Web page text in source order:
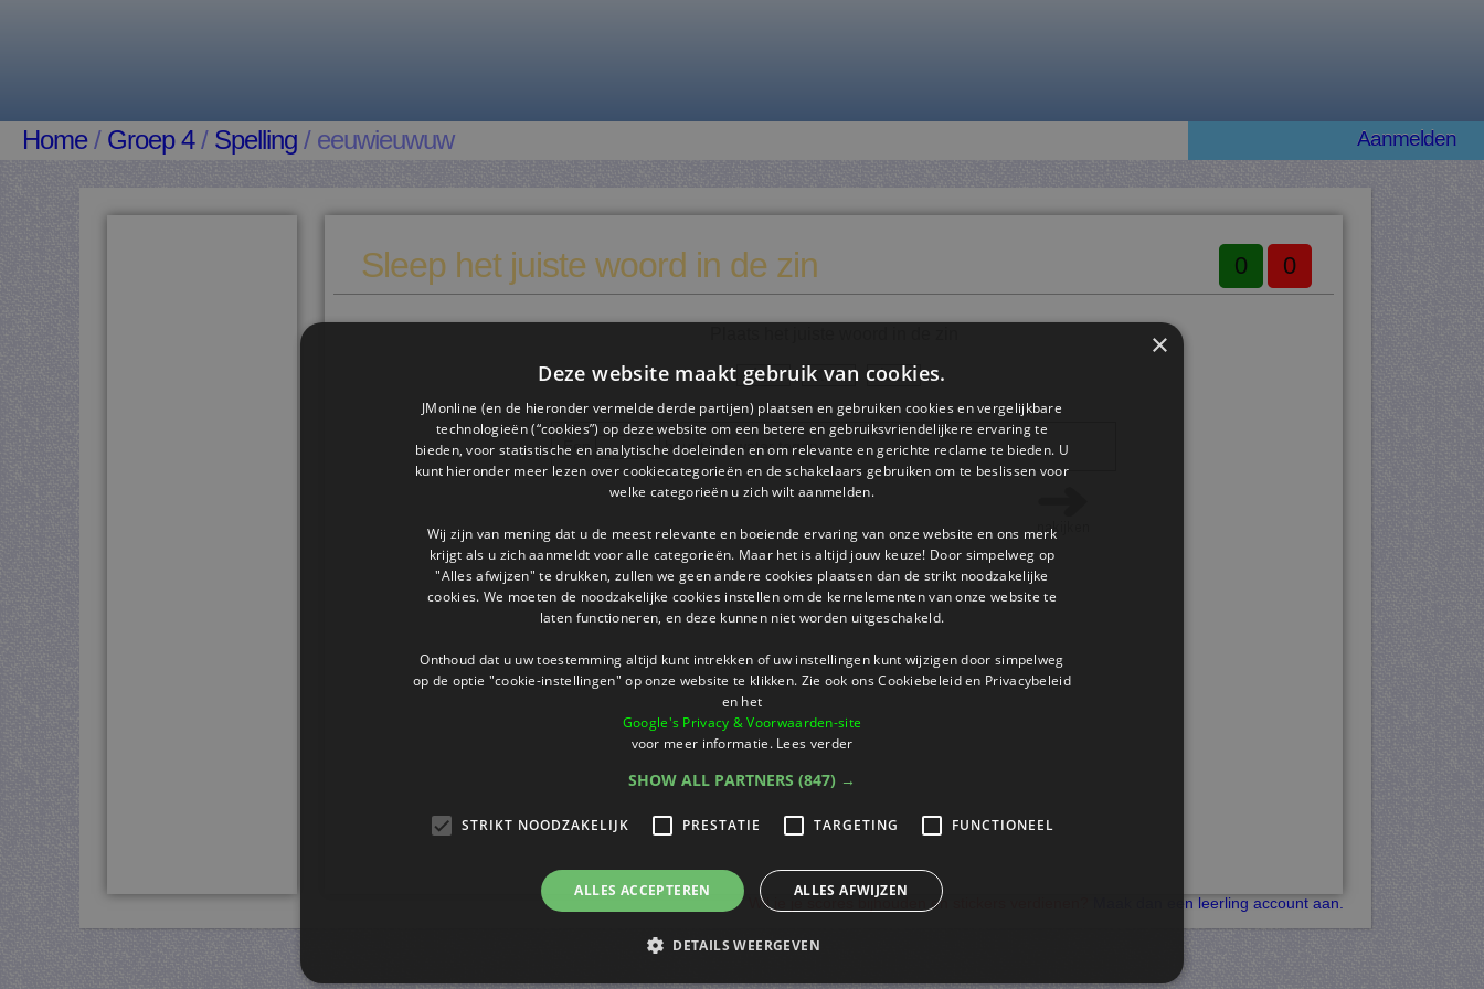
Home/ Groep 4/ Spelling / eeuwieuwuw Aanmelden
Sleep het juiste woord in de zin 0 0
Een houdt het water tegen.
duw stuw nieuw
Wil je je scores bijhouden en stickers verdienen? Maak dan een leerling account aan.
×
Deze website maakt gebruik van cookies.
JMonline (en de hieronder vermelde derde partijen) plaatsen en gebruiken cookies en vergelijkbare
technologieën (“cookies”) op deze website om een ​​betere en gebruiksvriendelijkere ervaring te
bieden, voor statistische en analytische doeleinden en om relevante en gerichte reclame te bieden. U
kunt hieronder meer lezen over cookiecategorieën en de schakelaars gebruiken om te beslissen voor
welke categorieën u zich wilt aanmelden.
Wij zijn van mening dat u de meest relevante en boeiende ervaring van onze website en ons merk
krijgt als u zich aanmeldt voor alle categorieën. Maar het is altijd jouw keuze! Door simpelweg op
"Alles afwijzen" te drukken, zullen we geen andere cookies plaatsen dan de strikt noodzakelijke
cookies. We moeten de noodzakelijke cookies instellen om de kernelementen van onze website te
laten functioneren, en deze kunnen niet worden uitgeschakeld.
Onthoud dat u uw toestemming altijd kunt intrekken of uw instellingen kunt wijzigen door simpelweg
op de optie "cookie-instellingen" op onze website te klikken. Zie ook ons ​​Cookiebeleid en Privacybeleid
en het
Google's Privacy & Voorwaarden-site
voor meer informatie. Lees verder
SHOW ALL PARTNERS (847) →
STRIKT NOODZAKELIJK PRESTATIE TARGETING FUNCTIONEEL
ALLES ACCEPTEREN ALLES AFWIJZEN
DETAILS WEERGEVEN